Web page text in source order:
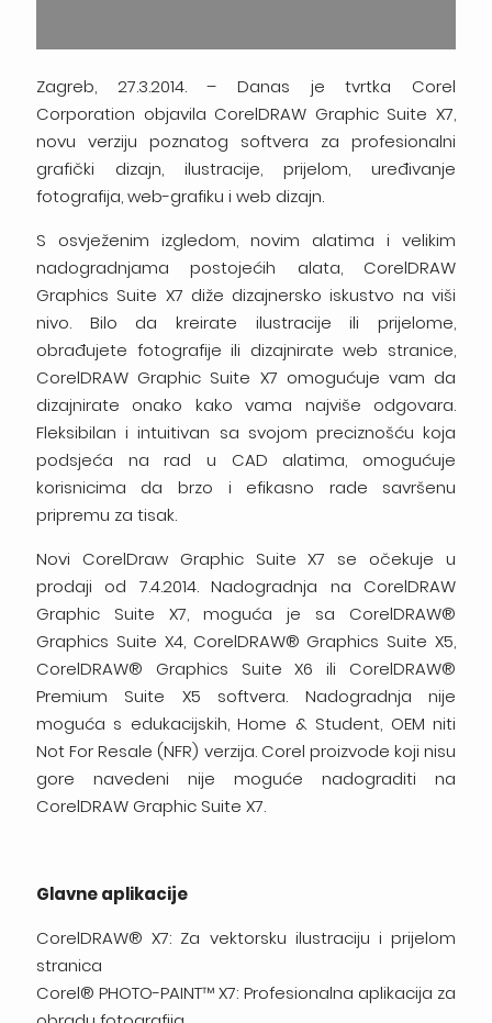
Zagreb, 27.3.2014. – Danas je tvrtka Corel
Corporation objavila CorelDRAW Graphic Suite X7,
novu verziju poznatog softvera za profesionalni
grafički dizajn, ilustracije, prijelom, uređivanje
fotografija, web-grafiku i web dizajn.
S osvježenim izgledom, novim alatima i velikim
nadogradnjama postojećih alata, CorelDRAW
Graphics Suite X7 diže dizajnersko iskustvo na viši
nivo. Bilo da kreirate ilustracije ili prijelome,
obrađujete fotografije ili dizajnirate web stranice,
CorelDRAW Graphic Suite X7 omogućuje vam da
dizajnirate onako kako vama najviše odgovara.
Fleksibilan i intuitivan sa svojom preciznošću koja
podsjeća na rad u CAD alatima, omogućuje
korisnicima da brzo i efikasno rade savršenu
pripremu za tisak.
Novi CorelDraw Graphic Suite X7 se očekuje u
prodaji od 7.4.2014. Nadogradnja na CorelDRAW
Graphic Suite X7, moguća je sa CorelDRAW®
Graphics Suite X4, CorelDRAW® Graphics Suite X5,
CorelDRAW® Graphics Suite X6 ili CorelDRAW®
Premium Suite X5 softvera. Nadogradnja nije
moguća s edukacijskih, Home & Student, OEM niti
Not For Resale (NFR) verzija. Corel proizvode koji nisu
gore navedeni nije moguće nadograditi na
CorelDRAW Graphic Suite X7.
Glavne aplikacije
CorelDRAW® X7: Za vektorsku ilustraciju i prijelom
stranica
Corel® PHOTO-PAINT™ X7: Profesionalna aplikacija za